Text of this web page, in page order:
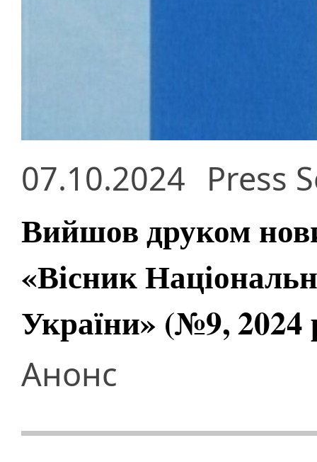
07.10.2024 Press
Вийшов друком
«Вісник
України» (№9, 2024
Анонс